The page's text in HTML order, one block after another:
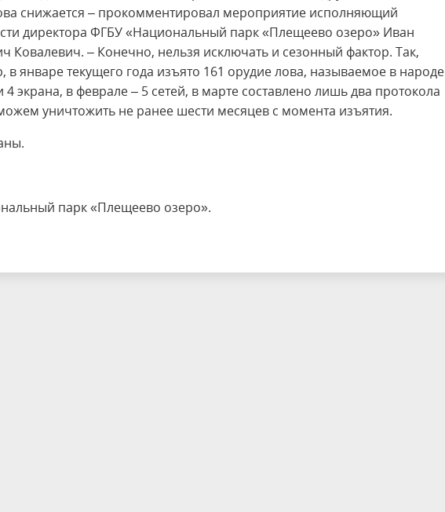
снижается – прокомментировал мероприятие исполняющий
директора ФГБУ «Национальный парк «Плещеево озеро» Иван
Ковалевич. – Конечно, нельзя исключать и сезонный фактор. Так,
в январе текущего года изъято 161 орудие лова, называемое в народе
4 экрана, в феврале – 5 сетей, в марте составлено лишь два протокола
уничтожить не ранее шести месяцев с момента изъятия.
парк «Плещеево озеро».